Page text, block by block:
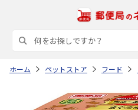
ホーム ペットストア フード